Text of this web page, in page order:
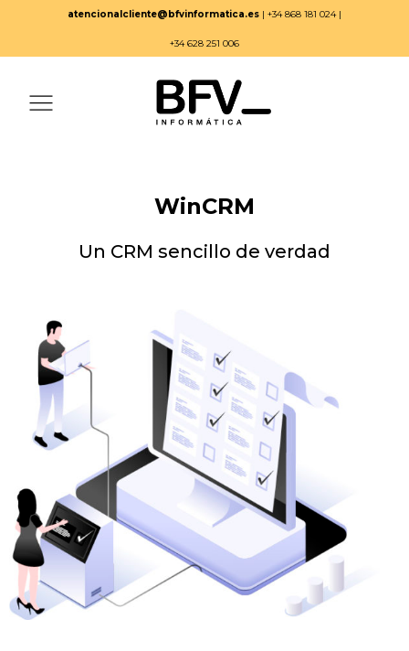
atencionalcliente@bfvinformatica.es | +34 868 181 024 |
+34 628 251 006
WinCRM
Un CRM sencillo de verdad